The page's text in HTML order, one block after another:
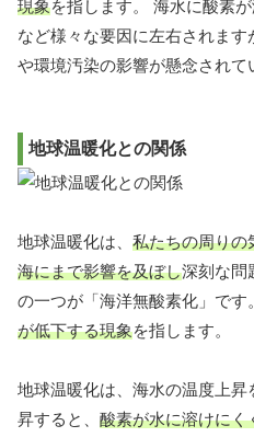
現象を指します。 海水に酸素
など様々な要因に左右されま
や環境汚染の影響が懸念されて
地球温暖化との関係
地球温暖化は、 私たちの周りの
海にまで影響を及ぼし深刻な問
の一つが「海洋無酸素化」です
が低下する現象を指します。
地球温暖化は、海水の温度上
昇すると、 酸素が水に溶けにく